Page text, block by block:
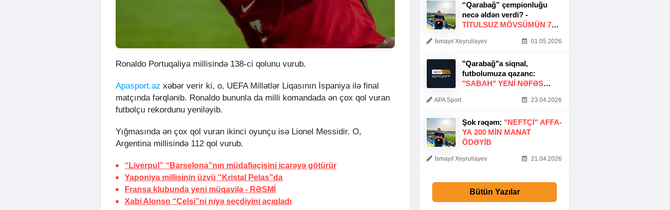
Ronaldo Portuqaliya millisində 138-ci qolunu vurub.
Apasport.az xəbər verir ki, o, UEFA Millətlər Liqasının İspaniya ilə final
matçında fərqlənib. Ronaldo bununla da milli komandada ən çox qol vuran
futbolçu rekordunu yeniləyib.
Yığmasında ən çox qol vuran ikinci oyunçu isə Lionel Messidir. O,
Argentina millisində 112 qol vurub.
“Liverpul” “Barselona”nın müdafiəçisini icarəyə götürür
Yaponiya millisinin üzvü “Kristal Pelas”da
Fransa klubunda yeni müqavilə - RƏSMİ
Xabi Alonso “Çelsi”ni niyə seçdiyini açıqladı
“Qarabağ” çempionluğu
necə əldən verdi? -
TITULSUZ MÖVSÜMÜN 7
İsmayıl Xeyrullayev 01.05.2026
"Qarabağ"a siqnal,
futbolumuza qazanc:
"SABAH" YENI NƏFƏS
APA Sport 23.04.2026
Şok rəqəm: "NEFTÇI" AFFA-
YA 200 MIN MANAT
ÖDƏYIB
İsmayıl Xeyrullayev 21.04.2026
Bütün Yazılar